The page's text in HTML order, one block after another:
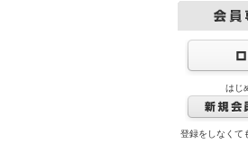
はじ
登録をしなくて